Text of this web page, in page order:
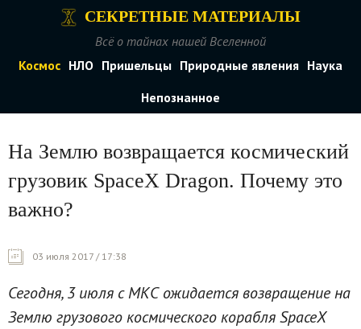
СЕКРЕТНЫЕ МАТЕРИАЛЫ
Всё о тайнах нашей Вселенной
Космос НЛО Пришельцы Природные явления Наука
Непознанное
На Землю возвращается космический
грузовик SpaceX Dragon. Почему это
важно?
03 июля 2017 / 17:38
Сегодня, 3 июля с МКС ожидается возвращение на
Землю грузового космического корабля SpaceX